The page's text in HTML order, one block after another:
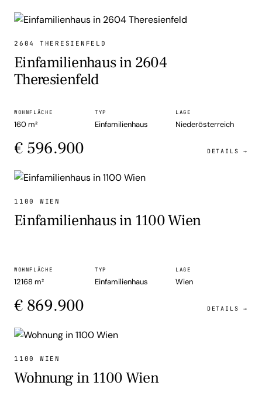
2604 THERESIENFELD
Einfamilienhaus in 2604
Theresienfeld
WOHNFLÄCHE
160 m²
TYP
Einfamilienhaus
LAGE
Niederösterreich
€ 596.900 DETAILS →
1100 WIEN
Einfamilienhaus in 1100 Wien
WOHNFLÄCHE
12168 m²
TYP
Einfamilienhaus
LAGE
Wien
€ 869.900 DETAILS →
1100 WIEN
Wohnung in 1100 Wien